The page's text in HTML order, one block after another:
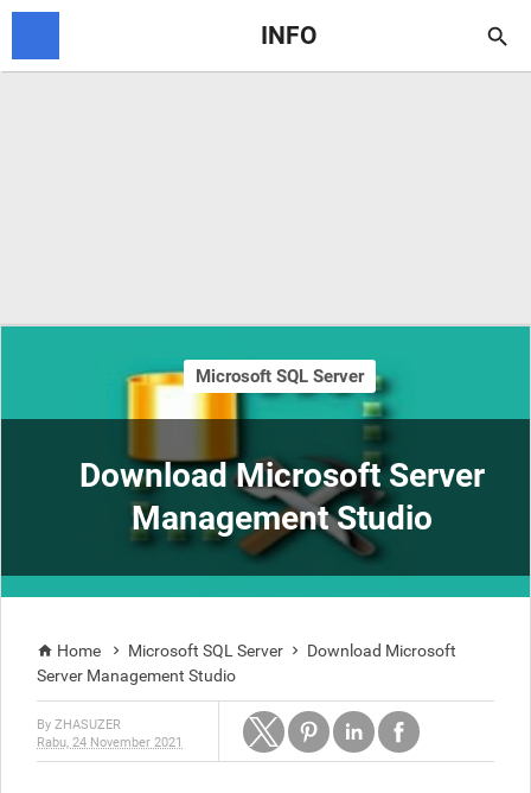
INFO 
Download Microsoft Server
Management Studio
Microsoft SQL Server
 Home  Microsoft SQL Server 
Download Microsoft
Server Management Studio
By ZHASUZER
Rabu, 24 November 2021